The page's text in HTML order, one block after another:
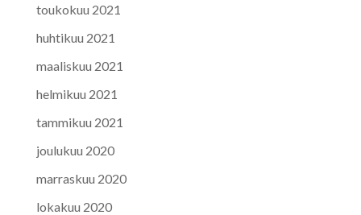
toukokuu 2021
huhtikuu 2021
maaliskuu 2021
helmikuu 2021
tammikuu 2021
joulukuu 2020
marraskuu 2020
lokakuu 2020